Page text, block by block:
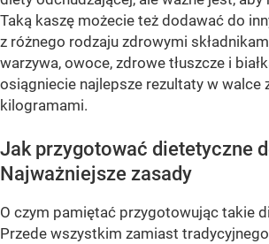
Taką kaszę możecie też dodawać do
z różnego rodzaju zdrowymi
warzywa, owoce, zdrowe tłuszcze i
osiągniecie najlepsze rezultaty w walce
kilogramami.
Jak przygotować dietetyczne
Najważniejsze zasady
O czym pamiętać przygotowując takie
Przede wszystkim zamiast